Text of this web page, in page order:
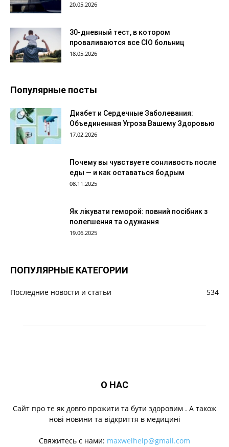
20.05.2026
30-дневный тест, в котором
проваливаются все CIO больниц
18.05.2026
Популярные посты
Диабет и Сердечные Заболевания:
Объединенная Угроза Вашему Здоровью
17.02.2026
Почему вы чувствуете сонливость после
еды — и как оставаться бодрым
08.11.2025
Як лікувати геморой: повний посібник з
полегшення та одужання
19.06.2025
ПОПУЛЯРНЫЕ КАТЕГОРИИ
Последние новости и статьи 534
О НАС
Cайт про те як довго прожити та бути здоровим . А також
нові новини та відкриття в медицині
Свяжитесь с нами: maxwelhelp@gmail.com